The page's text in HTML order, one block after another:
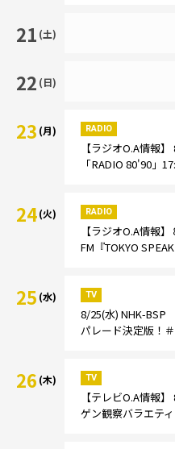
21 (土)
22 (日)
23 (月) RADIO
【ラジオO.A情報
「RADIO 80'90」
24(火) RADIO
【ラジオO.A情報
FM『TOKYO
25 (水) TV
8/25(水) NHK-BSP
パレード決定版！
26 (木) TV
【テレビO.A情報
ゲン観察バラエテ